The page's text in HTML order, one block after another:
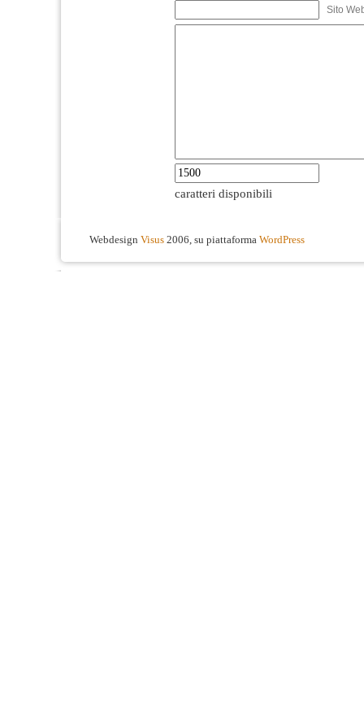
Sito
caratteri disponibili
Webdesign Visus 2006, su piattaforma WordPress